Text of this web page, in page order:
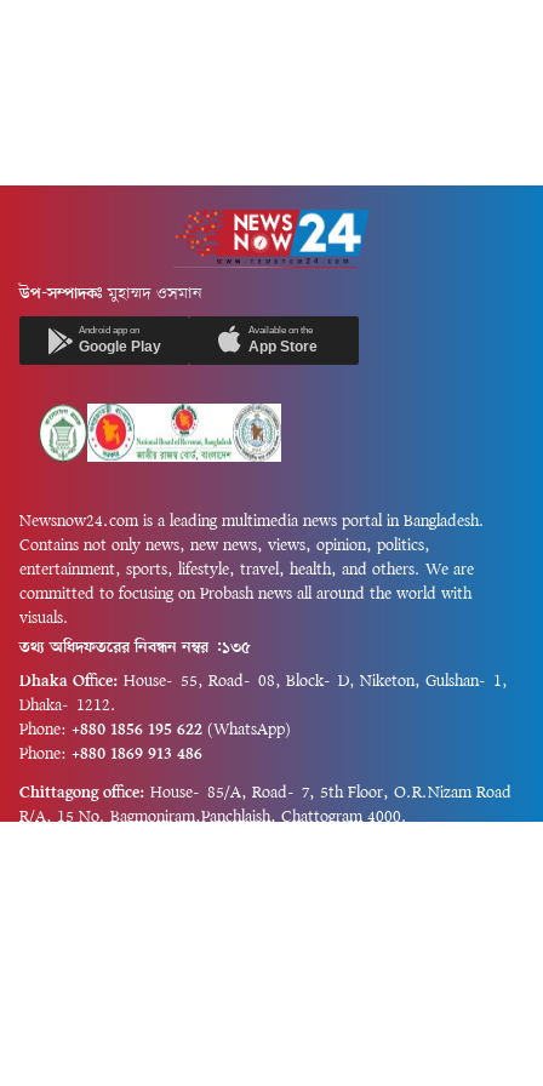
উপ-সম্পাদকঃ মুহাম্মদ ওসমান
Android app on
Google Play
Available on the
App Store
Newsnow24.com is a leading multimedia news portal in Bangladesh.
Contains not only news, new news, views, opinion, politics,
entertainment, sports, lifestyle, travel, health, and others. We are
committed to focusing on Probash news all around the world with
visuals.
তথ্য অধিদফতরের নিবন্ধন নম্বর :১৩৫
Dhaka Office: House-55, Road-08, Block-D, Niketon, Gulshan-1,
Dhaka-1212.
Phone: +880 1856 195 622 (WhatsApp)
Phone: +880 1869 913 486
Chittagong office: House-85/A, Road-7, 5th Floor, O.R.Nizam Road
R/A, 15 No. Bagmoniram,Panchlaish, Chattogram 4000.